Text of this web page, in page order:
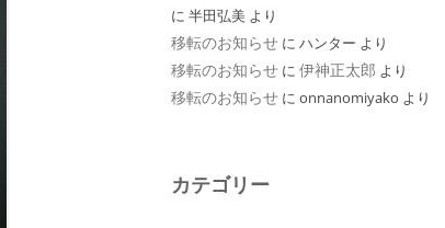
に 半田弘美 より
移転のお知らせ に ハンター より
移転のお知らせ に 伊神正太郎 より
移転のお知らせ に onnanomiyako より
カテゴリー